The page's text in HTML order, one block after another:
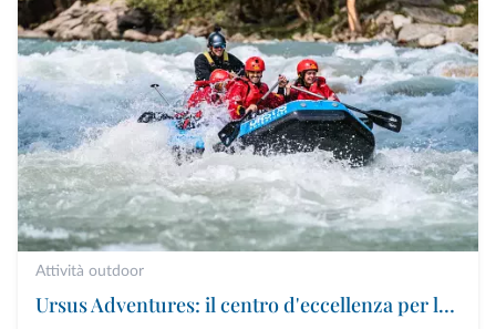
Attività outdoor
Ursus Adventures: il centro d'eccellenza per le attività outdoor premium in Trentino